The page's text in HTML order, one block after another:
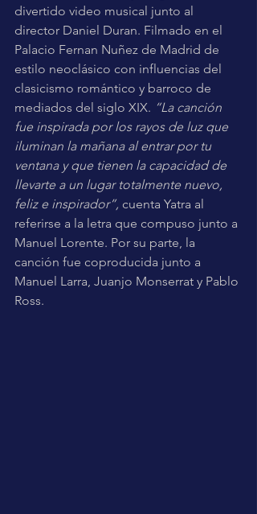
divertido video musical junto al
director Daniel Duran. Filmado en el
Palacio Fernan Nuñez de Madrid de
estilo neoclásico con influencias del
clasicismo romántico y barroco de
mediados del siglo XIX. “La canción
fue inspirada por los rayos de luz que
iluminan la mañana al entrar por tu
ventana y que tienen la capacidad de
llevarte a un lugar totalmente nuevo,
feliz e inspirador”, cuenta Yatra al
referirse a la letra que compuso junto a
Manuel Lorente. Por su parte, la
canción fue coproducida junto a
Manuel Larra, Juanjo Monserrat y Pablo
Ross.